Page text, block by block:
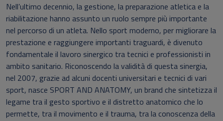
Nell’ultimo decennio, la gestione, la preparazione atletica e la
riabilitazione hanno assunto un ruolo sempre più importante
nel percorso di un atleta. Nello sport moderno, per migliorare la
prestazione e raggiungere importanti traguardi, è divenuto
fondamentale il lavoro sinergico tra tecnici e professionisti in
ambito sanitario. Riconoscendo la validità di questa sinergia,
nel 2007, grazie ad alcuni docenti universitari e tecnici di vari
sport, nasce SPORT AND ANATOMY, un brand che sintetizza il
legame tra il gesto sportivo e il distretto anatomico che lo
permette, tra il movimento e il trauma, tra la conoscenza della